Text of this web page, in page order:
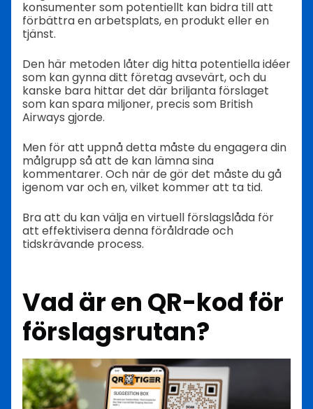
konsumenter som potentiellt kan bidra till att
förbättra en arbetsplats, en produkt eller en
tjänst.
Den här metoden låter dig hitta potentiella idéer
som kan gynna ditt företag avsevärt, och du
kanske bara hittar det där briljanta förslaget
som kan spara miljoner, precis som British
Airways gjorde.
Men för att uppnå detta måste du engagera din
målgrupp så att de kan lämna sina
kommentarer. Och när de gör det måste du gå
igenom var och en, vilket kommer att ta tid.
Bra att du kan välja en virtuell förslagslåda för
att effektivisera denna föråldrade och
tidskrävande process.
Vad är en QR-kod för
förslagsrutan?